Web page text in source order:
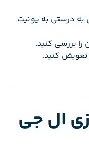
درستی به یونیت
بررسی کنید.
تعویض کنید.